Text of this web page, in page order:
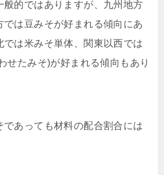
般的ではありますが、九州地方
では豆みそが好まれる傾向にあ
では米みそ単体、関東以西では
せたみそ)が好まれる傾向もあり
であっても材料の配合割合には